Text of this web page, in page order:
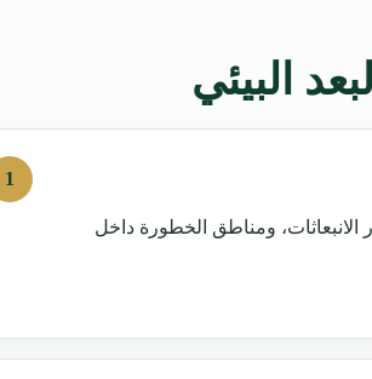
البيئي
ومناطق الخطورة داخل